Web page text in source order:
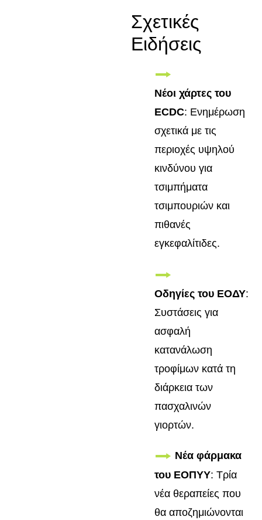
Σχετικές
Ειδήσεις
Νέοι χάρτες του
ECDC: Ενημέρωση
σχετικά με τις
περιοχές υψηλού
κινδύνου για
τσιμπήματα
τσιμπουριών και
πιθανές
εγκεφαλίτιδες.
Οδηγίες του ΕΟΔΥ:
Συστάσεις για
ασφαλή
κατανάλωση
τροφίμων κατά τη
διάρκεια των
πασχαλινών
γιορτών.
Νέα φάρμακα
του ΕΟΠΥΥ: Τρία
νέα θεραπείες που
θα αποζημιώνονται